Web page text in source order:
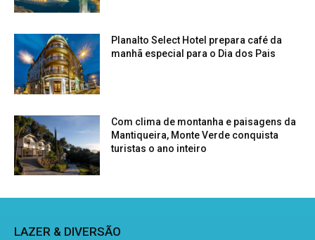
Planalto Select Hotel prepara café da
manhã especial para o Dia dos Pais
Com clima de montanha e paisagens da
Mantiqueira, Monte Verde conquista
turistas o ano inteiro
LAZER & DIVERSÃO